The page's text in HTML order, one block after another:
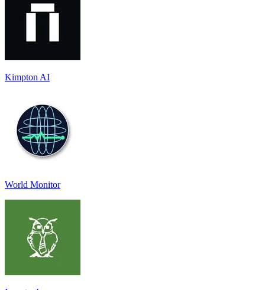
Kimpton AI
World Monitor